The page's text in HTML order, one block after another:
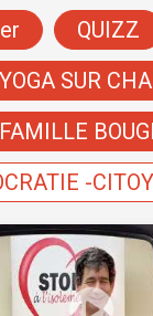
QUIZZ
YOGA SUR
-